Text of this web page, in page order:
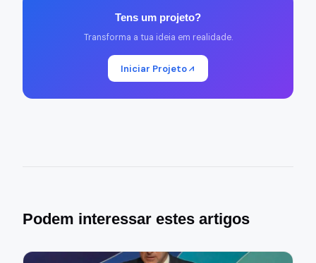
Tens um projeto?
Transforma a tua ideia em realidade.
Iniciar Projeto
Podem interessar estes artigos